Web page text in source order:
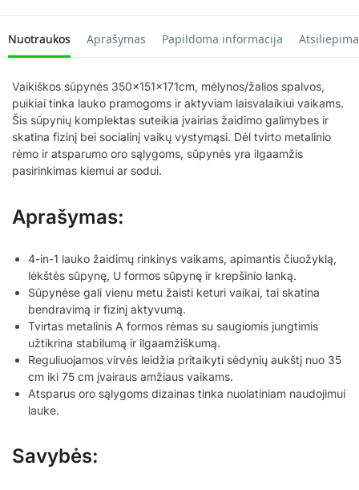
Nuotraukos Aprašymas Papildoma informacija
Vaikiškos sūpynės 350x151x171cm, mėlynos/žalios spalvos,
puikiai tinka lauko pramogoms ir aktyviam laisvalaikiui vaikams.
Šis sūpynių komplektas suteikia įvairias žaidimo galimybes ir
skatina fizinį bei socialinį vaikų vystymąsi. Dėl tvirto metalinio
rėmo ir atsparumo oro sąlygoms, sūpynės yra ilgaamžis
pasirinkimas kiemui ar sodui.
Aprašymas:
4-in-1 lauko žaidimų rinkinys vaikams, apimantis čiuožyklą,
lėkštės sūpynę, U formos sūpynę ir krepšinio lanką.
Sūpynėse gali vienu metu žaisti keturi vaikai, tai skatina
bendravimą ir fizinį aktyvumą.
Tvirtas metalinis A formos rėmas su saugiomis jungtimis
užtikrina stabilumą ir ilgaamžiškumą.
Reguliuojamos virvės leidžia pritaikyti sėdynių aukštį nuo 35
cm iki 75 cm įvairaus amžiaus vaikams.
Atsparus oro sąlygoms dizainas tinka nuolatiniam naudojimui
lauke.
Savybės: